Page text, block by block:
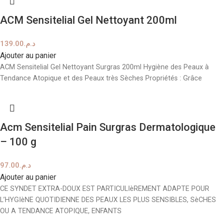
ACM Sensitelial Gel Nettoyant 200ml
د.م.139.00
Ajouter au panier
ACM Sensitelial Gel Nettoyant Surgras 200ml Hygiène des Peaux à
Tendance Atopique et des Peaux très Sèches Propriétés : Grâce
Acm Sensitelial Pain Surgras Dermatologique
– 100 g
د.م.97.00
Ajouter au panier
CE SYNDET EXTRA-DOUX EST PARTICULIèREMENT ADAPTE POUR
L’HYGIèNE QUOTIDIENNE DES PEAUX LES PLUS SENSIBLES, SèCHES
OU A TENDANCE ATOPIQUE, ENFANTS